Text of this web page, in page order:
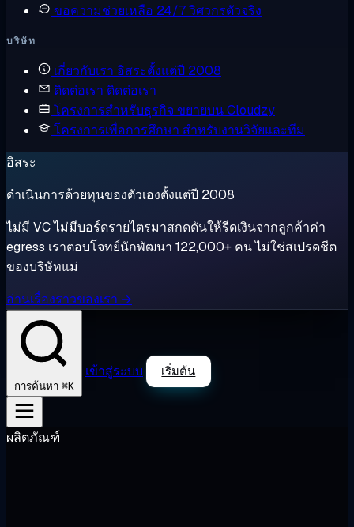
ขอความช่วยเหลือ 24/7 วิศวกรตัวจริง
บริษัท
เกี่ยวกับเรา อิสระตั้งแต่ปี 2008
ติดต่อเรา ติดต่อเรา
โครงการสำหรับธุรกิจ ขยายบน Cloudzy
โครงการเพื่อการศึกษา สำหรับงานวิจัยและทีม
อิสระ
ดำเนินการด้วยทุนของตัวเองตั้งแต่ปี 2008
ไม่มี VC ไม่มีบอร์ดรายไตรมาสกดดันให้รีดเงินจากลูกค้าค่า
egress เราตอบโจทย์นักพัฒนา 122,000+ คน ไม่ใช่สเปรดชีต
ของบริษัทแม่
อ่านเรื่องราวของเรา →
การค้นหา ⌘K
เข้าสู่ระบบ เริ่มต้น
ผลิตภัณฑ์